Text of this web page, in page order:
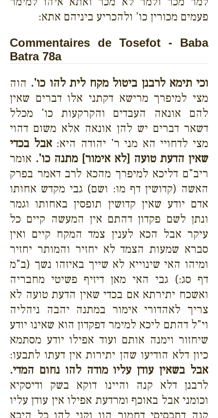
פעמים מכורין כו' ולהכריע ביניהם אתא:
Commentaires de Tosefot - Baba
Batra 78a
וכי תימא לרבנן ביטול מקח לית להו כו'. הוה
מצי למיפרך מרישא דקתני אלו דברים שאין
להם אונאה העבדים והקרקעות כו' מכלל
דשאר דברים יש להן אונאה אלא משום דהוי
מצי לדחויי הא מני ר' יהודה היא:אבל בכדי
שאין הדעת טועה [לא אימור] מתנה כו'. אומר
ריב"ם דליכא למיפרך מהכא לרב דאמר בפרק
האשה (קדושין דף מו: ושם) גבי מקדש אחותו
אדם יודע שאין קדושין תופסין באחותו וגמר
ונתן לשם פקדון דהתם אין המעשה קיים כל
עיקר אבל הכא לענין צמד המקח קיים ואין
סברא שמעות הצמד לא יחזיר והמותר יחזיר
ומיהו האי שינוייא לא שייך באיזהו נשך (ב"מ
דף סג:) גבי האי מאן דיזיף פשיטי מחבריה
ואשכח יתירתא אם בכדי שאין הדעת טועה לא
צריך לאהדורי אימור במתנה יהבה ניהליה
וי"ל דהתם ליכא למימר דפקדון הוא שאינו יודע
שיחזור וימנה אותם ועוד אפילו יודע מסתמא
כיון דלא הודיעו שהן יתירות אין דעתו לתבעו:
אבל בשאין עודן עליו מודה להו נחום המדי.
לרבנן דלא קנה והיינו דוקא בשק ודיסקיא
וכומני אבל באוכף ומרדעת אפילו אין עודן עליו